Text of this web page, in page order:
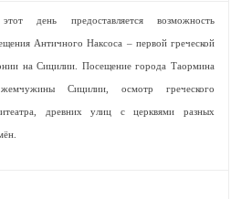
день предоставляется возможность
Античного Наксоса – первой греческой
на Сицилии. Посещение города Таормина
Сицилии, осмотр греческого
древних улиц с церквями разных